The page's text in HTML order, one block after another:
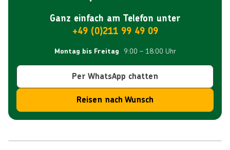
Ganz einfach am Telefon unter
+49 (0)211 99 49 09
Montag bis Freitag 9:00 – 18:00 Uhr
Per WhatsApp chatten
Reisen nach Wunsch
Reiseroute